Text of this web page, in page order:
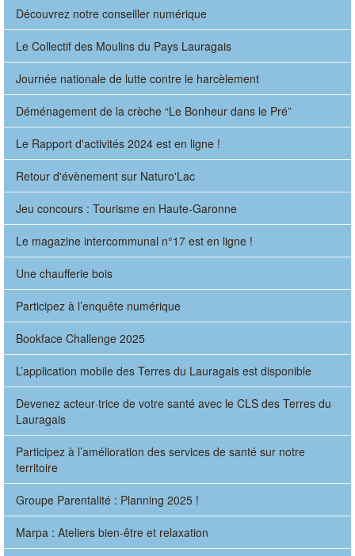
Découvrez notre conseiller numérique
Le Collectif des Moulins du Pays Lauragais
Journée nationale de lutte contre le harcèlement
Déménagement de la crèche “Le Bonheur dans le Pré”
Le Rapport d'activités 2024 est en ligne !
Retour d'évènement sur Naturo'Lac
Jeu concours : Tourisme en Haute-Garonne
Le magazine intercommunal n°17 est en ligne !
Une chaufferie bois
Participez à l’enquête numérique
Bookface Challenge 2025
L’application mobile des Terres du Lauragais est disponible
Devenez acteur·trice de votre santé avec le CLS des Terres du
Lauragais
Participez à l’amélioration des services de santé sur notre
territoire
Groupe Parentalité : Planning 2025 !
Marpa : Ateliers bien-être et relaxation